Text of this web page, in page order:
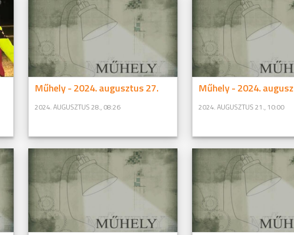
Műhely - 2024. augusztus 27.
2024. AUGUSZTUS 28., 08:26
Műhely - 2024.
2024. AUGUSZTUS 21., 10:00